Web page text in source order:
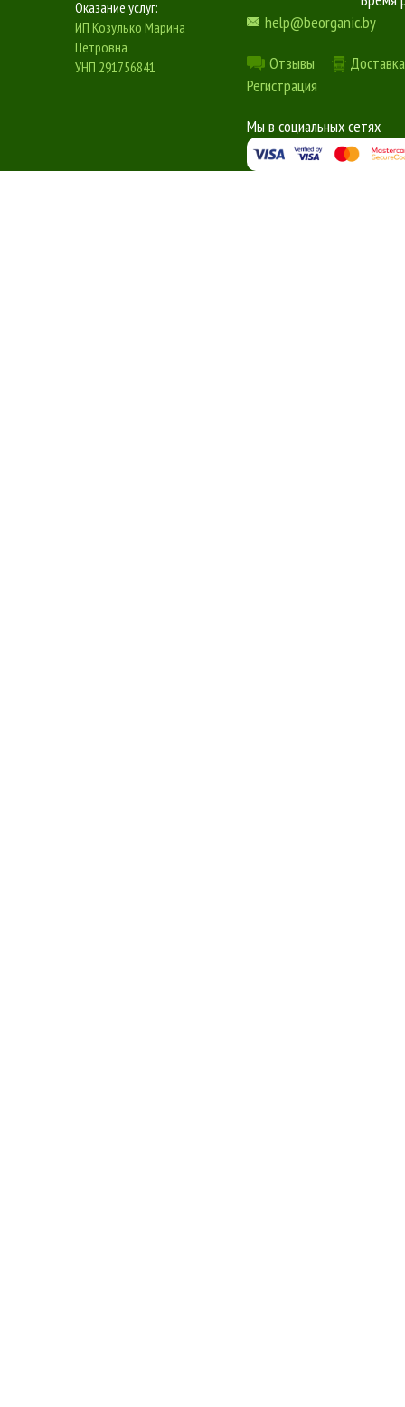
Оказание услуг:
ИП Козулько Марина
Петровна
УНП 291756841
help@beorganic.by
Отзывы
Регистрация
Мы в социальных сетях